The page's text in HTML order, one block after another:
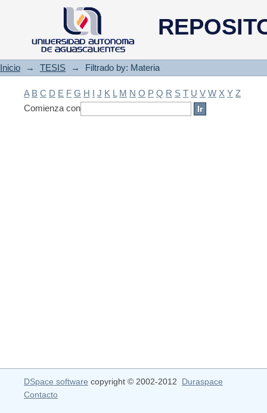
Filtrado by: Materia
Inicio → TESIS → Filtrado by: Materia
A B C D E F G H I J K L M N O P Q R S T U V W X Y Z
Comienza con
DSpace software copyright © 2002-2012 Duraspace
Contacto